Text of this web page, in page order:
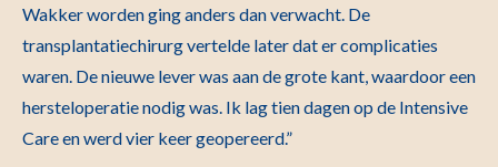
Wakker worden ging anders dan verwacht. De
transplantatiechirurg vertelde later dat er complicaties
waren. De nieuwe lever was aan de grote kant, waardoor een
hersteloperatie nodig was. Ik lag tien dagen op de Intensive
Care en werd vier keer geopereerd.”